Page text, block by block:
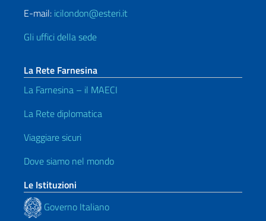
E-mail: icilondon@esteri.it
Gli uffici della sede
La Rete Farnesina
La Farnesina – il MAECI
La Rete diplomatica
Viaggiare sicuri
Dove siamo nel mondo
Le Istituzioni
Governo Italiano